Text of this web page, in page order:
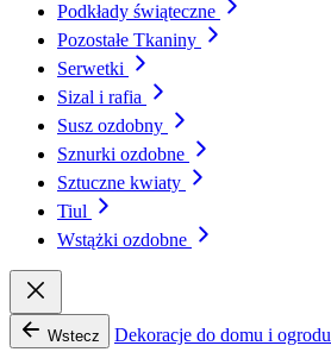
Podkłady świąteczne
Pozostałe Tkaniny
Serwetki
Sizal i rafia
Susz ozdobny
Sznurki ozdobne
Sztuczne kwiaty
Tiul
Wstążki ozdobne
Wstecz Dekoracje do domu i ogrodu